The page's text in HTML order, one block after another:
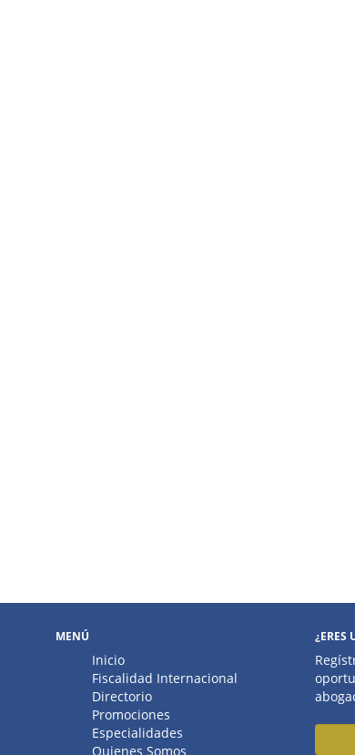
MENÚ
Inicio
Fiscalidad Internacional
Directorio
Promociones
Especialidades
Quienes Somos
¿ERES